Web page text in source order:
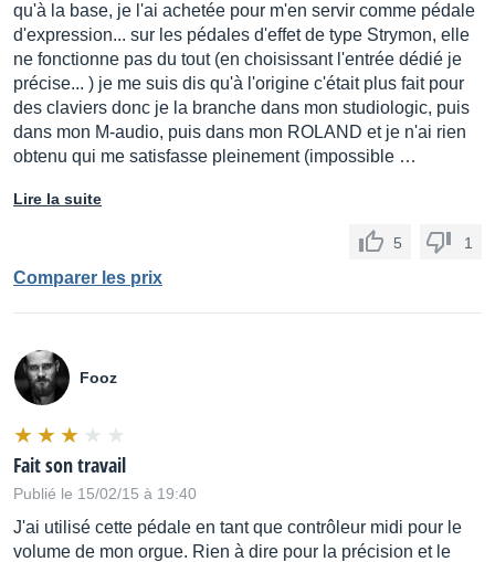
qu'à la base, je l'ai achetée pour m'en servir comme pédale
d'expression... sur les pédales d'effet de type Strymon, elle
ne fonctionne pas du tout (en choisissant l'entrée dédié je
précise... ) je me suis dis qu'à l'origine c'était plus fait pour
des claviers donc je la branche dans mon studiologic, puis
dans mon M-audio, puis dans mon ROLAND et je n'ai rien
obtenu qui me satisfasse pleinement (impossible …
Lire la suite
5 1
Comparer les prix
Fooz
Fait son travail
Publié le 15/02/15 à 19:40
J'ai utilisé cette pédale en tant que contrôleur midi pour le
volume de mon orgue. Rien à dire pour la précision et le